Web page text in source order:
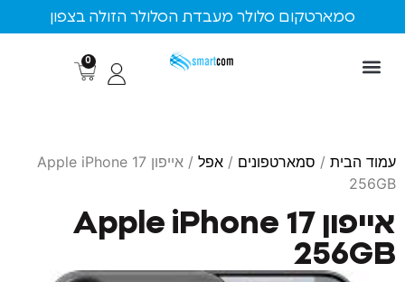
סלולר מעבדת הסלולר הזולה בצפון
/סמארטפונים/אפל / אייפון Apple iPhone 17
אייפון Apple iPhone 17